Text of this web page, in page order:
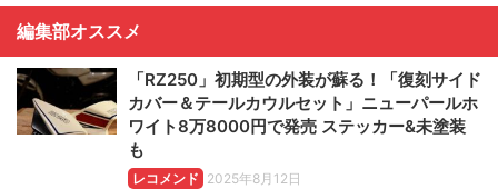
編集部オススメ
「RZ250」初期型の外装が蘇る！「復刻サイド
カバー＆テールカウルセット」ニューパールホ
ワイト8万8000円で発売 ステッカー&未塗装
も
レコメンド 2025年8月12日